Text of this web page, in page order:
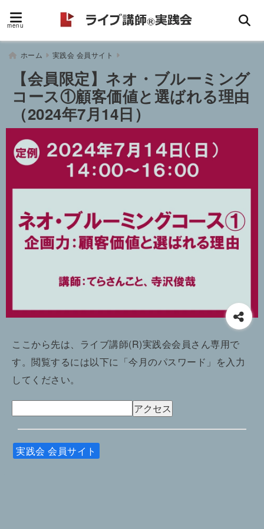
menu
ホーム 実践会 会員サイト
【会員限定】ネオ・ブルーミング
コース①顧客価値と選ばれる理由
（2024年7月14日）
ここから先は、ライブ講師(R)実践会会員さん専用で
す。閲覧するには以下に「今月のパスワード」を入力
してください。
実践会 会員サイト